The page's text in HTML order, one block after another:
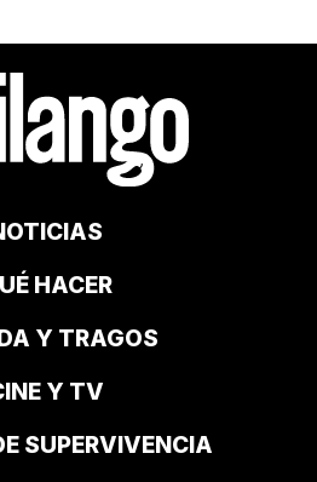
HACER
Y TRAGOS
Y TV
SUPERVIVENCIA